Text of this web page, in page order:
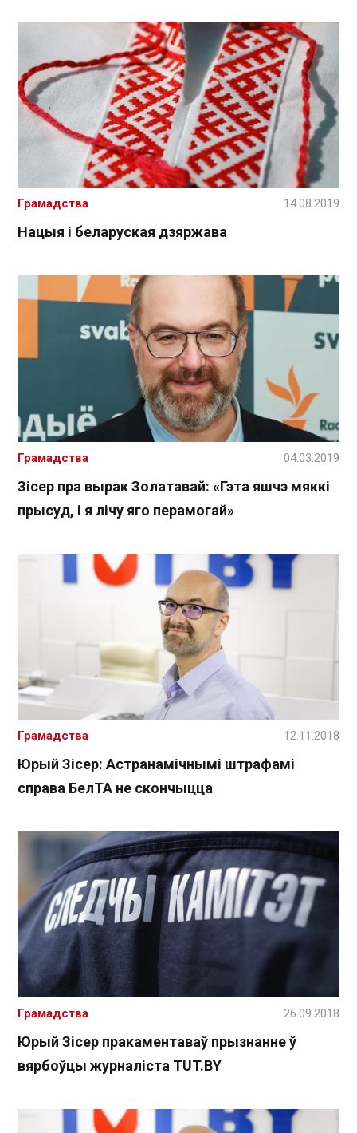
Нацыя і беларуская дзяржава
Грамадства 14.08.2019
Зісер пра вырак Золатавай: «Гэта яшчэ мяккі
прысуд, і я лічу яго перамогай»
Грамадства 04.03.2019
Юрый Зісер: Астранамічнымі штрафамі
справа БелТА не скончыцца
Грамадства 12.11.2018
Юрый Зісер пракаментаваў прызнанне ў
вярбоўцы журналіста TUT.BY
Грамадства 26.09.2018